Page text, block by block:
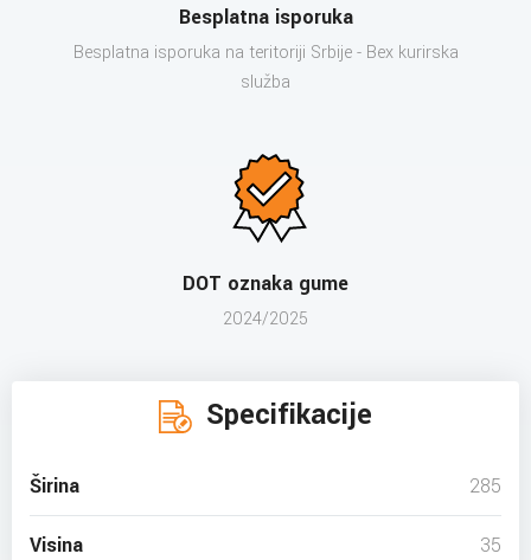
Besplatna isporuka
Besplatna isporuka na teritoriji Srbije - Bex kurirska
služba
DOT oznaka gume
2024/2025
Specifikacije
Širina 285
Visina 35